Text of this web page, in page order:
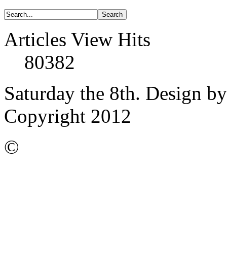
Articles View Hits
80382
Saturday the 8th. Design
Copyright 2012
©